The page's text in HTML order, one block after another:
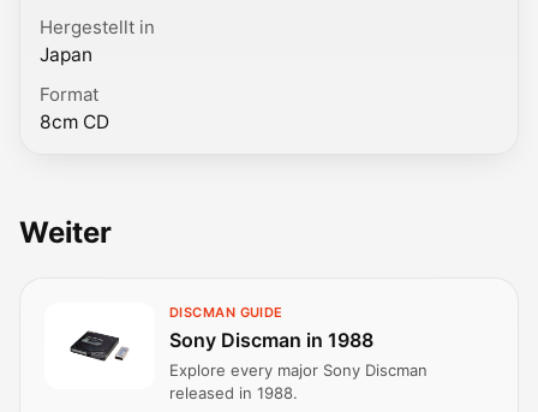
Hergestellt in
Japan
Format
8cm CD
Weiter
DISCMAN GUIDE
Sony Discman in 1988
Explore every major Sony Discman
released in 1988.